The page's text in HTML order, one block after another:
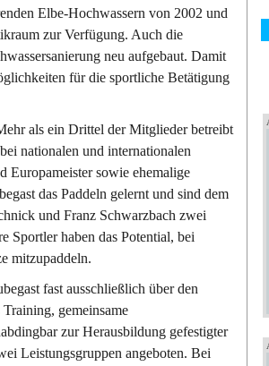
Elbe-Hochwassern von 2002 und
zur Verfügung. Auch die
neu aufgebaut. Damit
für die sportliche Betätigung
als ein Drittel der Mitglieder betreibt
nationalen und internationalen
Europameister sowie ehemalige
das Paddeln gelernt und sind dem
und Franz Schwarzbach zwei
Sportler haben das Potential, bei
mitzupaddeln.
fast ausschließlich über den
gemeinsame
zur Herausbildung gefestigter
Leistungsgruppen angeboten. Bei